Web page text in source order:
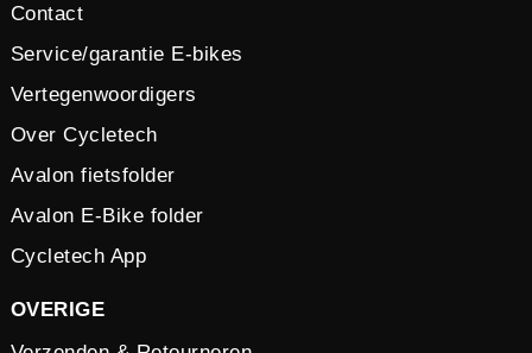
Contact
Service/garantie E-bikes
Vertegenwoordigers
Over Cycletech
Avalon fietsfolder
Avalon E-Bike folder
Cycletech App
OVERIGE